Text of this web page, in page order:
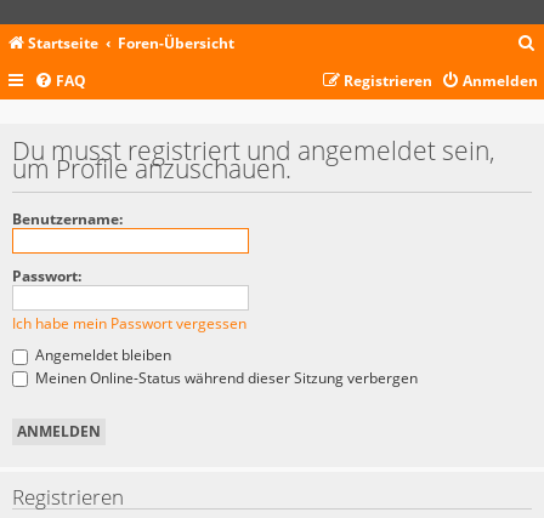
Startseite Foren-Übersicht
c
FAQ Anmelden
Registrieren
Du musst registriert und angemeldet sein,
um Profile anzuschauen.
Benutzername:
Passwort:
Ich habe mein Passwort vergessen
Angemeldet bleiben
Meinen Online-Status während dieser Sitzung verbergen
Registrieren